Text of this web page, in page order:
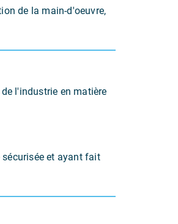
de la main-d'oeuvre,
l'industrie en matière
et ayant fait